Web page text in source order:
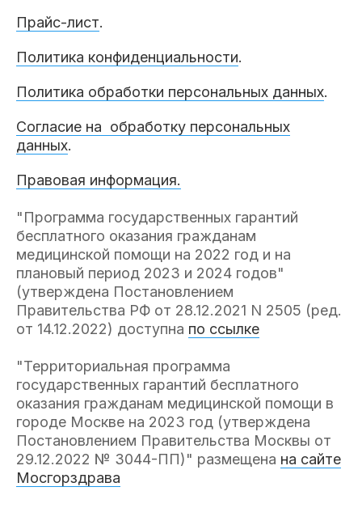
Прайс-лист.
Политика конфиденциальности.
Политика обработки персональных данных.
Согласие на обработку персональных
данных.
Правовая информация.
"Программа государственных гарантий
бесплатного оказания гражданам
медицинской помощи на 2022 год и на
плановый период 2023 и 2024 годов"
(утверждена Постановлением
Правительства РФ от 28.12.2021 N 2505 (ред.
от 14.12.2022) доступна по ссылке
"Территориальная программа
государственных гарантий бесплатного
оказания гражданам медицинской помощи в
городе Москве на 2023 год (утверждена
Постановлением Правительства Москвы от
29.12.2022 № 3044-ПП)" размещена на сайте
Мосгорздрава